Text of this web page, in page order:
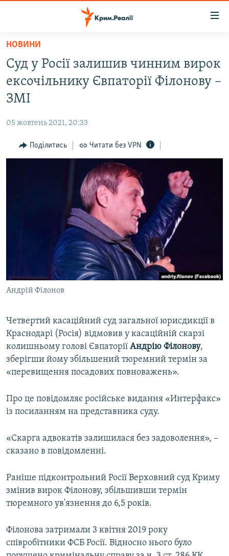
Перейти
основного
матеріалу
Перейти
до
основної
Перейти
до
ВОДА.КРИМ
ВІДЕО ТА ФОТО
БЛОГИ
ПОГЛЯД
ВІДЕОУРОКИ «ELIFBE»
СВІДЧЕННЯ ОКУПАЦІЇ
УКРАЇНСЬКА ПРОБЛЕМА КРИМУ
ІНФОГРАФІКА
ЯК ОБІЙТИ БЛОКУВАННЯ
ДОЛУЧАЙСЯ!
Усі сайти RFE/RL
НОВИНИ
Суд у Росії залишив чинним вирок
ексочільнику Євпаторії Філонову –
ЗМІ
05 жовтень 2021, 20:33
Поділитись Читати без VPN
Андрій Філонов
Четвертий касаційний суд загальної юрисдикції в
Краснодарі (Росія) відмовив у касаційній скарзі
колишньому голові Євпаторії Андрію Філонову,
зберігши йому збільшений тюремний термін за
«перевищення посадових повноважень».
Про це повідомляє російське видання «Интерфакс»
із посиланням на представника суду.
«Скарга адвокатів залишилася без задоволення», –
сказано в повідомленні.
Раніше підконтрольний Росії Верховний суд Криму
змінив вирок Філонову, збільшивши термін
тюремного ув'язнення до 6,5 років.
Філонова затримали 3 квітня 2019 року
співробітники ФСБ Росії. Відносно нього було